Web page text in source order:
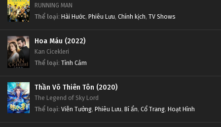
RUNNING MAN
Thể loại: Hài Hước, Phiêu Lưu, Chính kịch, TV Shows
Hoa Máu (2022)
Kan Cicekleri
Thể loại: Tình Cảm
Thần Võ Thiên Tôn (2020)
The Legend of Sky Lord
Thể loại: Viễn Tưởng, Phiêu Lưu, Bí ẩn, Cổ Trang, Hoạt Hình